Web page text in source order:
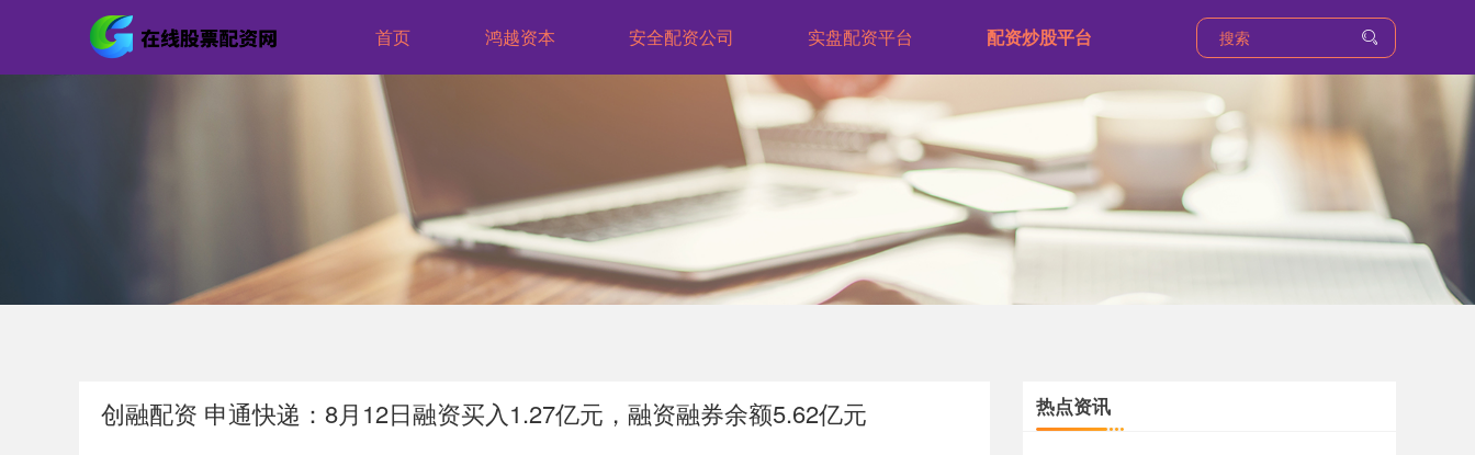
首页 鸿越资本 安全配资公司 实盘配资平台 配资炒股平台
创融配资 申通快递：8月12日融资买入1.27亿元，融资融券余额5.62亿元 热点资讯